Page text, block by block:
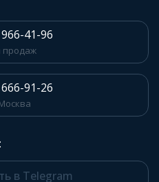
41-96
продаж
91-26
в Telegram